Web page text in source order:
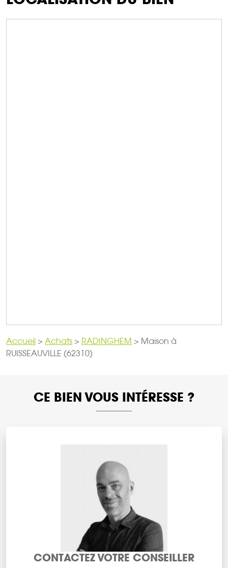
Accueil > Achats > RADINGHEM > Maison à
RUISSEAUVILLE (62310)
CE BIEN VOUS INTÉRESSE ?
CONTACTEZ VOTRE CONSEILLER